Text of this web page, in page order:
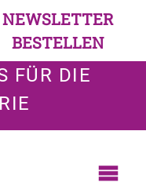
NEWSLETTER
BESTELLEN
FÜR DIE